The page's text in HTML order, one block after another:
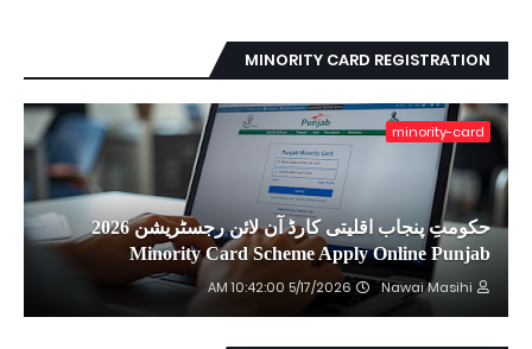
MINORITY CARD REGISTRATION
minority-card
حکومتِ پنجاب اقلیتی کارڈ آن لائن رجسٹریشن 2026
Minority Card Scheme Apply Online Punjab
Nawai Masihi
5/17/2026 10:42:00 AM